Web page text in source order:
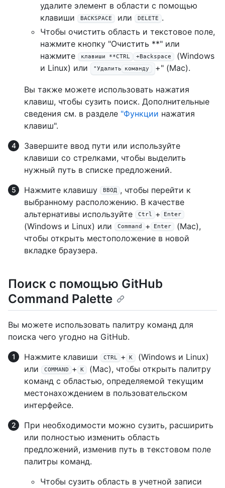
удалите элемент в области с помощью
клавиши
BACKSPACE или DELETE
.
Чтобы очистить область и текстовое поле,
нажмите кнопку "Очистить **" или
нажмите
клавиши **CTRL +Backspace
(Windows
и Linux) или
"Удалить команду +" (Mac).
Вы также можете использовать нажатия
клавиш, чтобы сузить поиск. Дополнительные
сведения см. в разделе "Функции нажатия
клавиш".
Завершите ввод пути или используйте
клавиши со стрелками, чтобы выделить
нужный путь в списке предложений.
Нажмите клавишу
ВВОД , чтобы перейти к
выбранному расположению. В качестве
альтернативы используйте
Ctrl + Enter
(Windows и Linux) или Command + Enter
(Mac),
чтобы открыть местоположение в новой
вкладке браузера.
Поиск с помощью GitHub
Command Palette
Вы можете использовать палитру команд для
поиска чего угодно на GitHub.
Нажмите клавиши
CTRL + K
(Windows и Linux)
или
COMMAND + K
(Mac), чтобы открыть палитру
команд с областью, определяемой текущим
местонахождением в пользовательском
интерфейсе.
При необходимости можно сузить, расширить
или полностью изменить область
предложений, изменив путь в текстовом поле
палитры команд.
Чтобы сузить область в учетной записи